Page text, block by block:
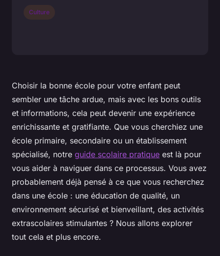
Choisir la bonne école pour votre enfant peut
sembler une tâche ardue, mais avec les bons outils
et informations, cela peut devenir une expérience
enrichissante et gratifiante. Que vous cherchiez une
école primaire, secondaire ou un établissement
spécialisé, notre guide scolaire pratique est là pour
vous aider à naviguer dans ce processus. Vous avez
probablement déjà pensé à ce que vous recherchez
dans une école : une éducation de qualité, un
environnement sécurisé et bienveillant, des activités
extrascolaires stimulantes ? Nous allons explorer
tout cela et plus encore.
Culture